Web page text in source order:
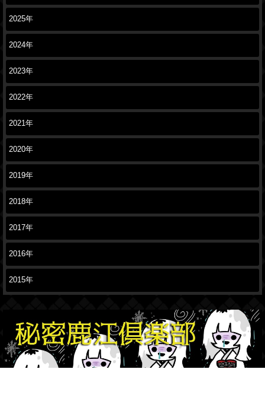
2025年
2024年
2023年
2022年
2021年
2020年
2019年
2018年
2017年
2016年
2015年